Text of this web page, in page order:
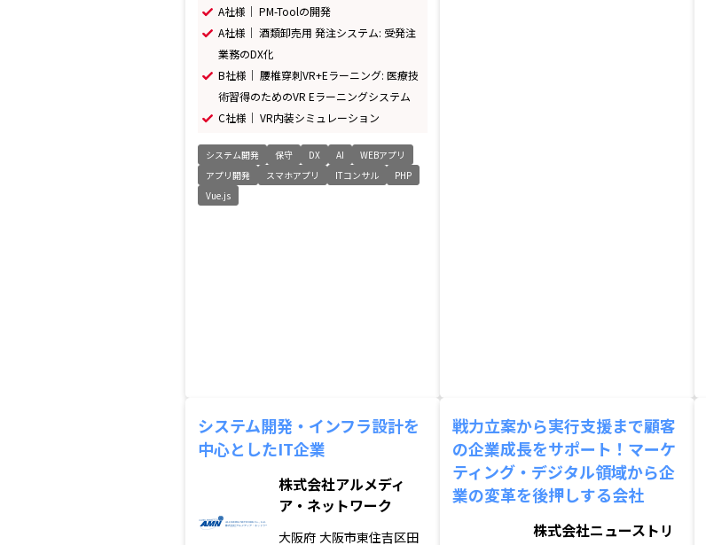
A社様｜ PM-Toolの開発
A社様｜ 酒類卸売用 発注システム: 受発注
業務のDX化
B社様｜ 腰椎穿刺VR+Eラーニング: 医療技
術習得のためのVR Eラーニングシステム
C社様｜ VR内装シミュレーション
システム開発 保守 DX AI
WEBアプリ
アプリ開発
スマホアプリ ITコンサル
PHP
Vue.js
システム開発・インフラ設計を
中心としたIT企業
株式会社アルメディ
ア・ネットワーク
大阪府 大阪市東住吉区田
戦力立案から実行支援まで顧客
の企業成長をサポート！マーケ
ティング・デジタル領域から企
業の変革を後押しする会社
株式会社ニューストリ